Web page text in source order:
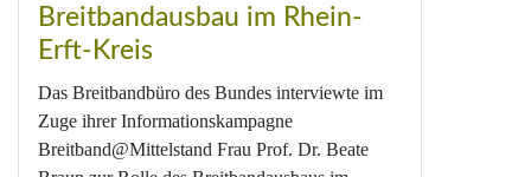
Breitbandausbau im Rhein-
Erft-Kreis
Das Breitbandbüro des Bundes interviewte im
Zuge ihrer Informationskampagne
Breitband@Mittelstand Frau Prof. Dr. Beate